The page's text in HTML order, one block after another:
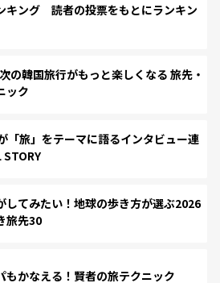
キング 読者の投票をもとにランキン
韓国旅行がもっと楽しくなる 旅先・
ック
「旅」をテーマに語るインタビュー連
STORY
してみたい！地球の歩き方が選ぶ2026
旅先30
もかなえる！賢者の旅テクニック